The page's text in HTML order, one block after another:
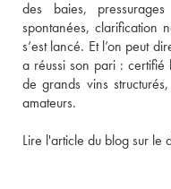
des baies,
spontanées, clarification
s’est lancé. Et l’on peut
a réussi son pari :
de grands vins
amateurs.
Lire l'article du blog sur le